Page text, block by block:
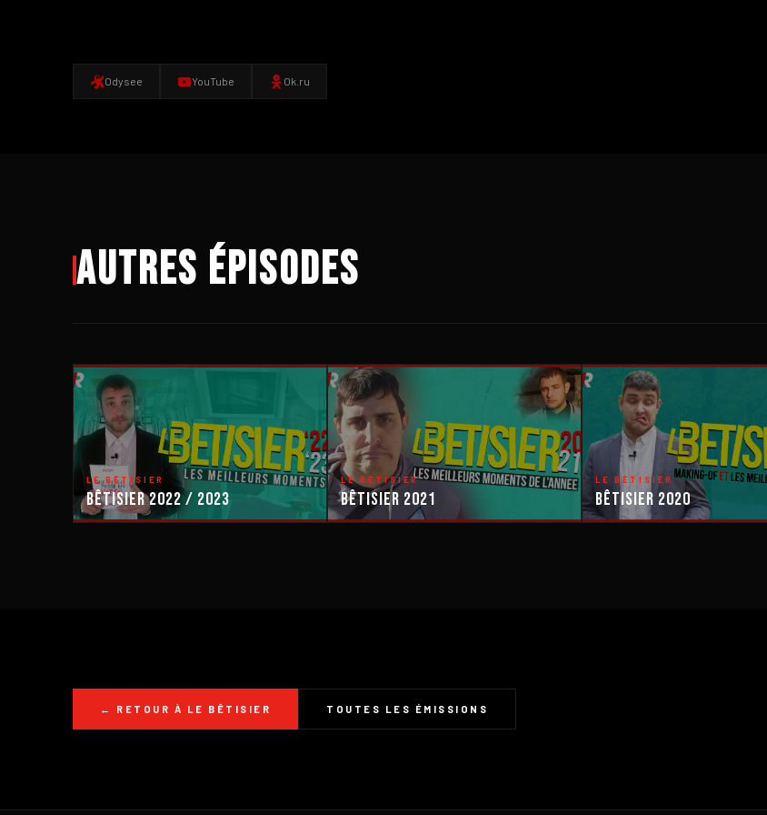
Odysee YouTube Ok.ru
Autres épisodes
LE BÊTISIER
Bêtisier 2022 / 2023
LE BÊTISIER
Bêtisier 2021
LE BÊTISIER
Bêtisier 2020
← RETOUR À LE BÊTISIER TOUTES LES ÉMISSIONS